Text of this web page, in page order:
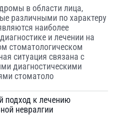
в области лица,
различными по характеру
наиболее
и лечении на
стоматологическом
ситуация связана с
диагностическими
стоматоло
подход к лечению
невралгии